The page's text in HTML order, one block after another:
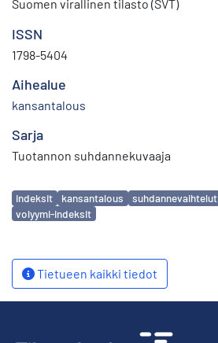
Suomen virallinen tilasto (SVT)
ISSN
1798-5404
Aihealue
kansantalous
Sarja
Tuotannon suhdannekuvaaja
Avainsanat
indeksit kansantalous suhdannevaihtelut
volyymi-indeksit
Tietueen kaikki tiedot